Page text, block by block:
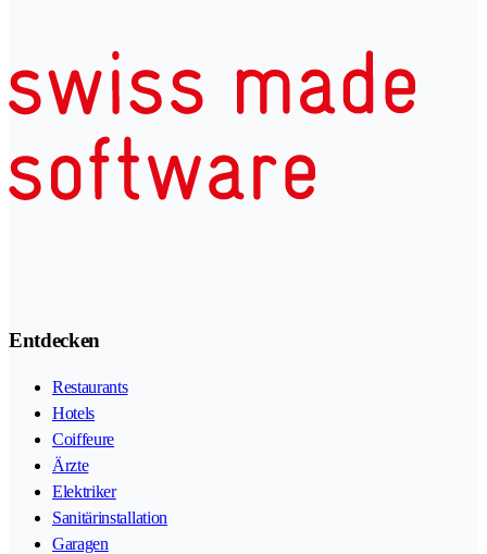
Entdecken
Restaurants
Hotels
Coiffeure
Ärzte
Elektriker
Sanitärinstallation
Garagen